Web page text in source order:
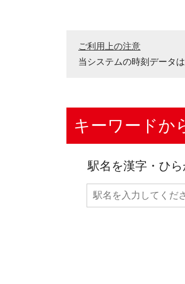
ご利用上の注意
当システムの時刻データは
キーワードか
駅名を漢字・ひら